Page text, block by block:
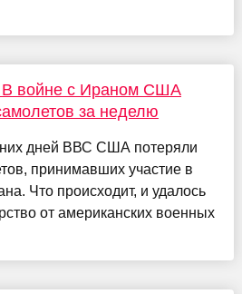
В войне с Ираном США
за неделю
дней ВВС США потеряли
принимавших участие в
Что происходит, и удалось
от американских военных